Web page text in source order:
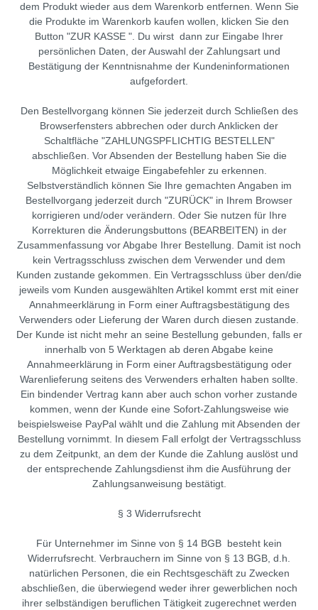
Maschinentester
Micro-
Ohmmeter
Multimeter
Photovoltaik-
Prüfgerät
Prüfgerät
für die
Raumluftqualität
Ratiometer
Spannungsprüfer
Spannungsprüfer
mit
Drehfeldrichtungsanzeige
Stromzangen
und
Stromwandler
Spektrumanalysator
Transporttasche
/
Transportkoffer
Umweltmessgeräte
Vielfachmesszangen
Software
Zubehör
dem Produkt wieder aus dem Warenkorb entfernen. Wenn Sie
die Produkte im Warenkorb kaufen wollen, klicken Sie den
Button "ZUR KASSE ". Du wirst dann zur Eingabe Ihrer
persönlichen Daten, der Auswahl der Zahlungsart und
Bestätigung der Kenntnisnahme der Kundeninformationen
aufgefordert.
Den Bestellvorgang können Sie jederzeit durch Schließen des
Browserfensters abbrechen oder durch Anklicken der
Schaltfläche "ZAHLUNGSPFLICHTIG BESTELLEN"
abschließen. Vor Absenden der Bestellung haben Sie die
Möglichkeit etwaige Eingabefehler zu erkennen.
Selbstverständlich können Sie Ihre gemachten Angaben im
Bestellvorgang jederzeit durch "ZURÜCK" in Ihrem Browser
korrigieren und/oder verändern. Oder Sie nutzen für Ihre
Korrekturen die Änderungsbuttons (BEARBEITEN) in der
Zusammenfassung vor Abgabe Ihrer Bestellung. Damit ist noch
kein Vertragsschluss zwischen dem Verwender und dem
Kunden zustande gekommen. Ein Vertragsschluss über den/die
jeweils vom Kunden ausgewählten Artikel kommt erst mit einer
Annahmeerklärung in Form einer Auftragsbestätigung des
Verwenders oder Lieferung der Waren durch diesen zustande.
Der Kunde ist nicht mehr an seine Bestellung gebunden, falls er
innerhalb von 5 Werktagen ab deren Abgabe keine
Annahmeerklärung in Form einer Auftragsbestätigung oder
Warenlieferung seitens des Verwenders erhalten haben sollte.
Ein bindender Vertrag kann aber auch schon vorher zustande
kommen, wenn der Kunde eine Sofort-Zahlungsweise wie
beispielsweise PayPal wählt und die Zahlung mit Absenden der
Bestellung vornimmt. In diesem Fall erfolgt der Vertragsschluss
zu dem Zeitpunkt, an dem der Kunde die Zahlung auslöst und
der entsprechende Zahlungsdienst ihm die Ausführung der
Zahlungsanweisung bestätigt.
§ 3 Widerrufsrecht
Für Unternehmer im Sinne von § 14 BGB besteht kein
Widerrufsrecht. Verbrauchern im Sinne von § 13 BGB, d.h.
natürlichen Personen, die ein Rechtsgeschäft zu Zwecken
abschließen, die überwiegend weder ihrer gewerblichen noch
ihrer selbständigen beruflichen Tätigkeit zugerechnet werden